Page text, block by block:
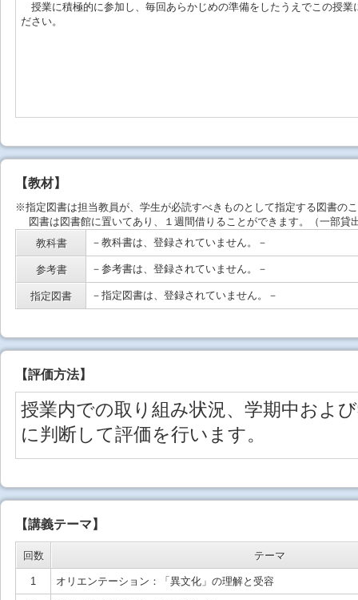
授業に積極的に参加し、毎回あらかじめの準備をしたうえでこの授
ださい。
【教材】
※指定図書は担当教員が、学生が必読すべきものとして指定する図書の
図書は図書館に置いてあり、１週間借りることができます。（一部貸
教科書
－教科書は、登録されていません。－
参考書 －参考書は、登録されていません。－
指定図書 －指定図書は、登録されていません。－
【評価方法】
授業内での取り組み状況、学期中およ
に判断して評価を行います。
【講義テーマ】
回数 テーマ
1 オリエンテーション：「異文化」の理解と受容